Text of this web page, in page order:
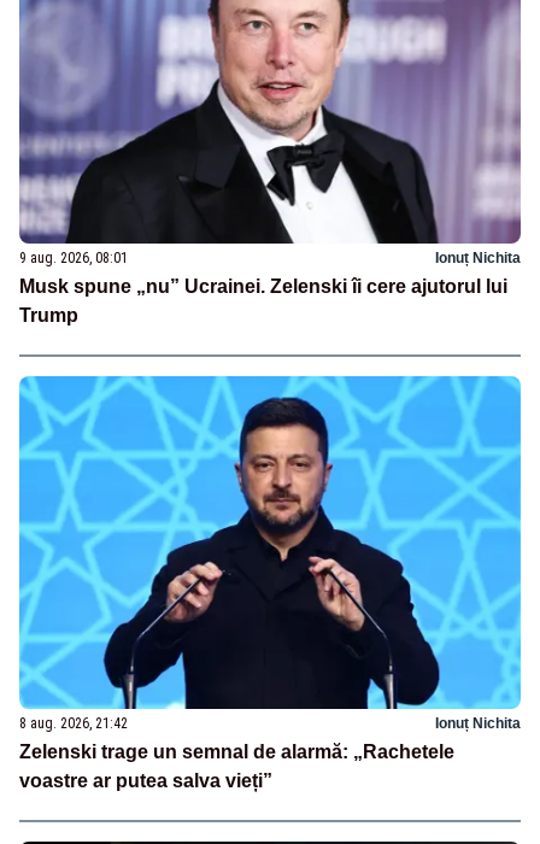
9 aug. 2026, 08:01 Ionuț Nichita
Musk spune „nu” Ucrainei. Zelenski îi cere ajutorul lui
Trump
8 aug. 2026, 21:42 Ionuț Nichita
Zelenski trage un semnal de alarmă: „Rachetele
voastre ar putea salva vieți”